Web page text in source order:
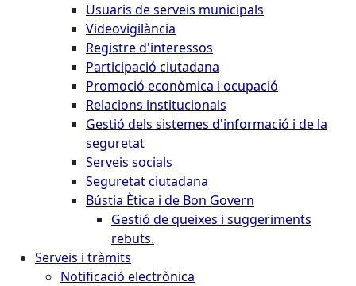
Usuaris de serveis municipals
Videovigilància
Registre d'interessos
Participació ciutadana
Promoció econòmica i ocupació
Relacions institucionals
Gestió dels sistemes d'informació i de la
seguretat
Serveis socials
Seguretat ciutadana
Bústia Ètica i de Bon Govern
Gestió de queixes i suggeriments
rebuts.
Serveis i tràmits
Notificació electrònica